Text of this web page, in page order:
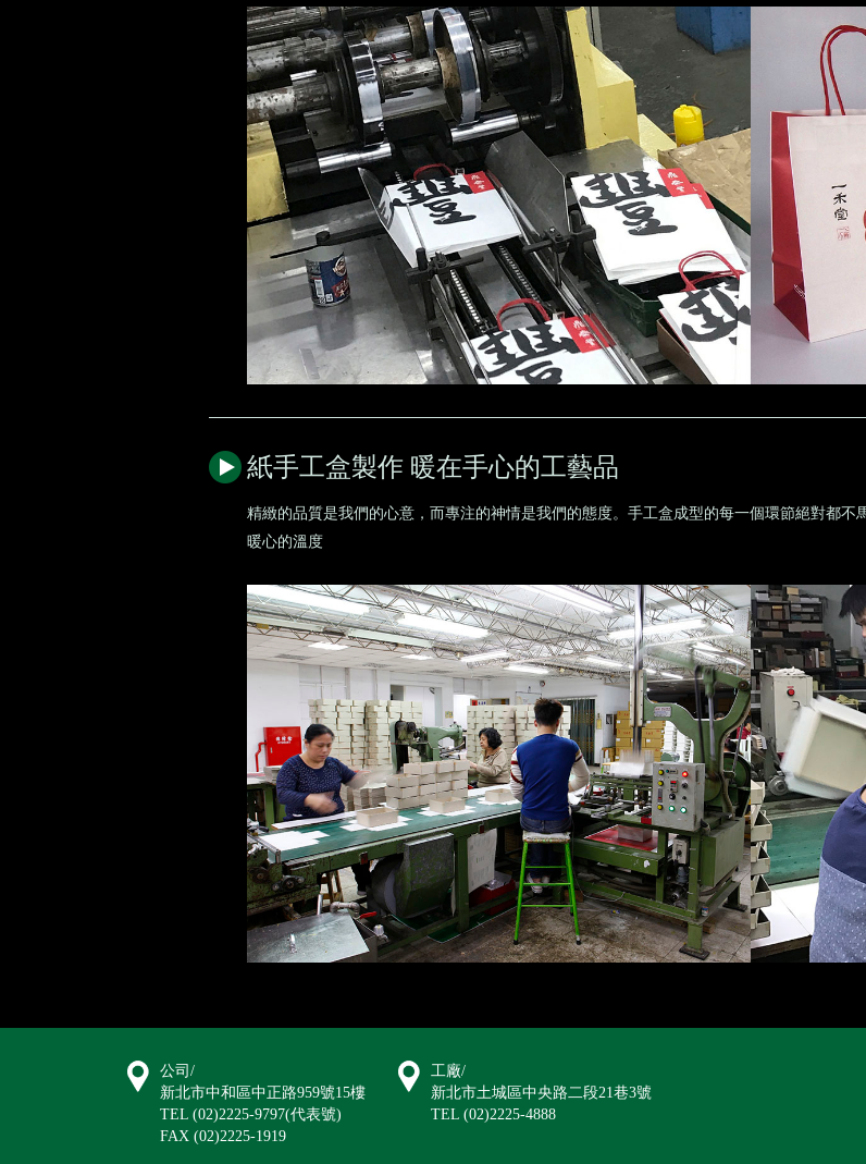
紙手工盒製作 暖在手心的工藝品
精緻的品質是我們的心意，而專注的神情是我們的態度。手工盒成型的每一個環節絕對都
暖心的溫度
公司/
新北市中和區中正路959號15樓
TEL (02)2225-9797(代表號)
FAX (02)2225-1919
工廠/
新北市土城區中央路二段21巷3號
TEL (02)2225-4888